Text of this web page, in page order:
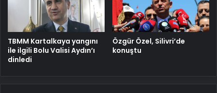
TBMM Kartalkaya yangını
ile ilgili Bolu Valisi Aydın’ı
dinledi
Özgür Özel, Silivri’de
konuştu